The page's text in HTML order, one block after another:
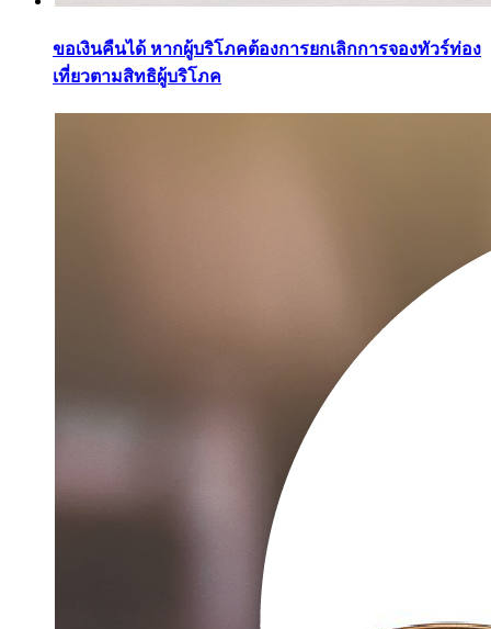
ขอเงินคืนได้ หากผู้บริโภคต้องการยกเลิกการจองทัวร์ท่อง
เที่ยวตามสิทธิผู้บริโภค